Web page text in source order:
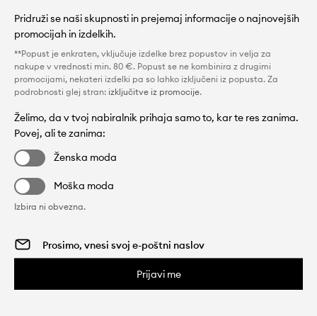
Pridruži se naši skupnosti in prejemaj informacije o najnovejših
promocijah in izdelkih.
**Popust je enkraten, vključuje izdelke brez popustov in velja za
nakupe v vrednosti min. 80 €. Popust se ne kombinira z drugimi
promocijami, nekateri izdelki pa so lahko izključeni iz popusta. Za
podrobnosti glej stran: izključitve iz promocije.
Želimo, da v tvoj nabiralnik prihaja samo to, kar te res zanima.
Povej, ali te zanima:
Ženska moda
Moška moda
Izbira ni obvezna.
Prijavi me